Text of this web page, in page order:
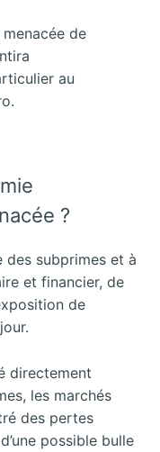
menacée de
au
?
des subprimes et à
et financier, de
de
directement
les marchés
des pertes
possible bulle